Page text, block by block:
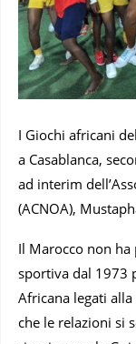
I Giochi africani
a Casablanca,
ad interim
(ACNOA),
Il Marocco non
sportiva dal 1973
Africana legati
che le relazioni si